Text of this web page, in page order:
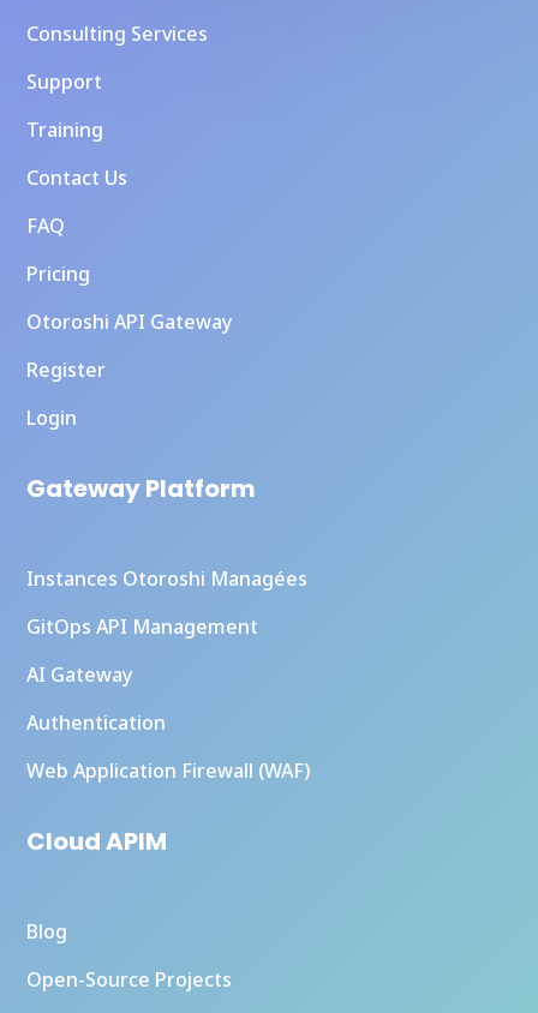
Consulting Services
Support
Training
Contact Us
FAQ
Pricing
Otoroshi API Gateway
Register
Login
Gateway Platform
Instances Otoroshi Managées
GitOps API Management
AI Gateway
Authentication
Web Application Firewall (WAF)
Cloud APIM
Blog
Open-Source Projects